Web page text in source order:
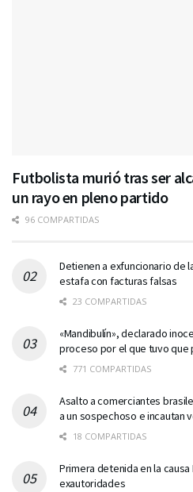
Futbolista murió tras ser
un rayo en pleno partido
96 COMPARTIDAS
Detienen a exfuncionario de
estafa con facturas falsas
23 COMPARTIDAS
«Mandibulín», declarado
proceso por el que tuvo que
771 COMPARTIDAS
Asalto a comerciantes
a un sospechoso e incautan
18 COMPARTIDAS
Primera detenida en la causa
exautoridades